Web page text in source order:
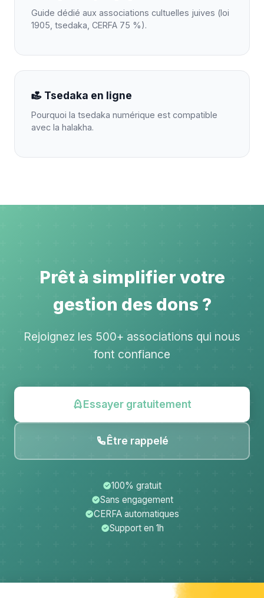
Guide dédié aux associations cultuelles juives (loi
1905, tsedaka, CERFA 75 %).
Tsedaka en ligne
Pourquoi la tsedaka numérique est compatible
avec la halakha.
Prêt à simplifier votre
gestion des dons ?
Rejoignez les 500+ associations qui nous
font confiance
Essayer gratuitement
Être rappelé
100% gratuit
Sans engagement
CERFA automatiques
Support en 1h